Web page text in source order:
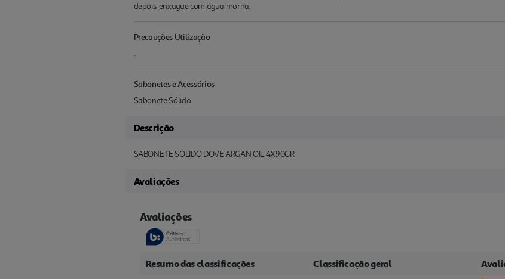
depois, enxague com água morna.
Precauções Utilização
.
Sabonetes e Acessórios
Sabonete Sólido
Descrição
SABONETE SÓLIDO DOVE ARGAN OIL 4X90GR
Avaliações